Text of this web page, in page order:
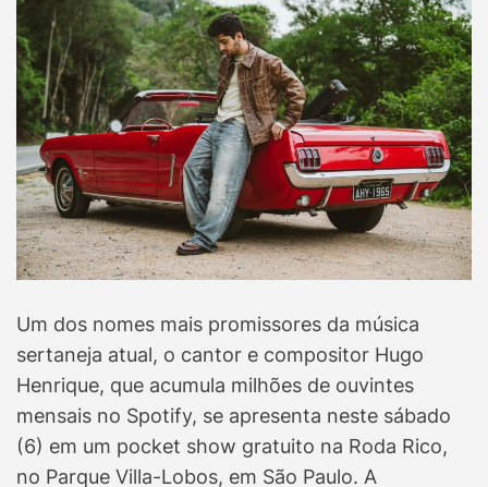
e
M
a
g
Um dos nomes mais promissores da música
sertaneja atual, o cantor e compositor Hugo
Henrique, que acumula milhões de ouvintes
mensais no Spotify, se apresenta neste sábado
(6) em um pocket show gratuito na Roda Rico,
no Parque Villa-Lobos, em São Paulo. A